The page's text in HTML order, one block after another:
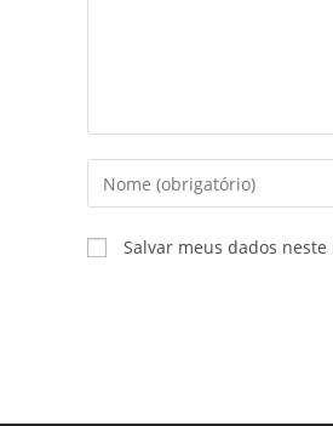
Salvar meus dados